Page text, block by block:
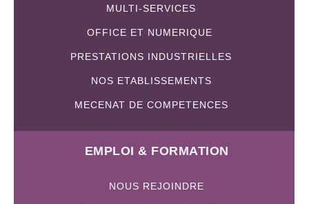
MULTI-SERVICES
OFFICE ET NUMERIQUE
PRESTATIONS INDUSTRIELLES
NOS ETABLISSEMENTS
MECENAT DE COMPETENCES
EMPLOI & FORMATION
NOUS REJOINDRE